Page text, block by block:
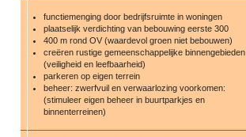
functiemenging door bedrijfsruimte in woningen
plaatselijk verdichting van bebouwing eerste 300
400 m rond OV (waardevol groen niet bebouwen)
creëren rustige gemeenschappelijke binnengebieden
(veiligheid en leefbaarheid)
parkeren op eigen terrein
beheer: zwerfvuil en verwaarlozing voorkomen:
(stimuleer eigen beheer in buurtparkjes en
binnenterreinen)